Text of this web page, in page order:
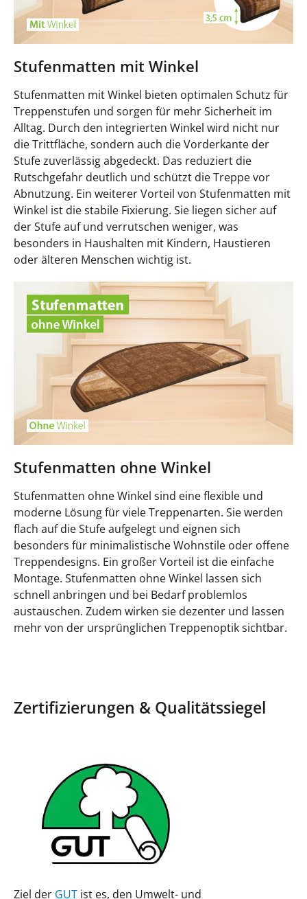
Stufenmatten mit Winkel
Stufenmatten mit Winkel bieten optimalen Schutz für
Treppenstufen und sorgen für mehr Sicherheit im
Alltag. Durch den integrierten Winkel wird nicht nur
die Trittfläche, sondern auch die Vorderkante der
Stufe zuverlässig abgedeckt. Das reduziert die
Rutschgefahr deutlich und schützt die Treppe vor
Abnutzung. Ein weiterer Vorteil von Stufenmatten mit
Winkel ist die stabile Fixierung. Sie liegen sicher auf
der Stufe auf und verrutschen weniger, was
besonders in Haushalten mit Kindern, Haustieren
oder älteren Menschen wichtig ist.
Stufenmatten ohne Winkel
Stufenmatten ohne Winkel sind eine flexible und
moderne Lösung für viele Treppenarten. Sie werden
flach auf die Stufe aufgelegt und eignen sich
besonders für minimalistische Wohnstile oder offene
Treppendesigns. Ein großer Vorteil ist die einfache
Montage. Stufenmatten ohne Winkel lassen sich
schnell anbringen und bei Bedarf problemlos
austauschen. Zudem wirken sie dezenter und lassen
mehr von der ursprünglichen Treppenoptik sichtbar.
Zertifizierungen & Qualitätssiegel
Ziel der GUT ist es, den Umwelt- und